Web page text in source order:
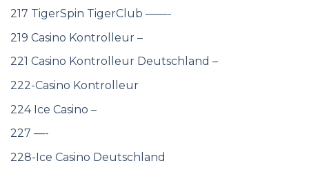
217 TigerSpin TigerClub ——-
219 Casino Kontrolleur –
221 Casino Kontrolleur Deutschland –
222-Casino Kontrolleur
224 Ice Casino –
227 —-
228-Ice Casino Deutschland